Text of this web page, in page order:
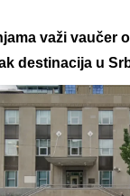
važi vaučer
destinacija u